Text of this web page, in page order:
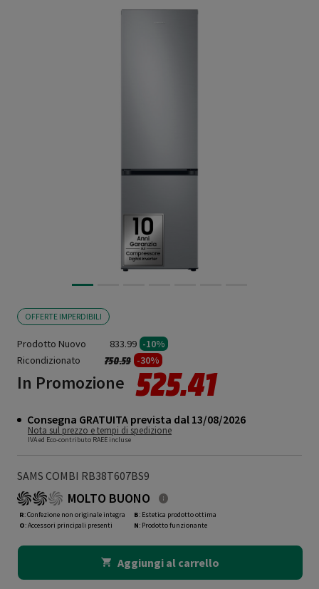
OFFERTE IMPERDIBILI
Prodotto Nuovo 833.99 -10%
Ricondizionato
Prezzo ridotto da
750.59a -30%
In Promozione 525.41
Consegna GRATUITA prevista dal 13/08/2026
Nota sul prezzo e tempi di spedizione
IVA ed Eco-contributo RAEE incluse
SAMS COMBI RB38T607BS9
MOLTO BUONO
R: Confezione non originale integra
O: Accessori principali presenti
B: Estetica prodotto ottima
N: Prodotto funzionante
Aggiungi al carrello